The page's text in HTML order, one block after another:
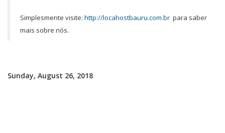
Simplesmente visite: http://locahostbauru.com.br para saber
mais sobre nós.
Sunday, August 26, 2018